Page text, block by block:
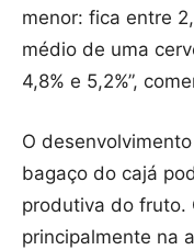
menor: fica entre
médio de uma
4,8% e 5,2%”,
O
bagaço do cajá
produtiva do fruto.
principalmente na